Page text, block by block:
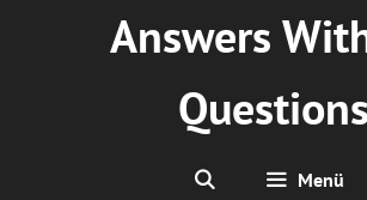
Answers
Questions
Menü